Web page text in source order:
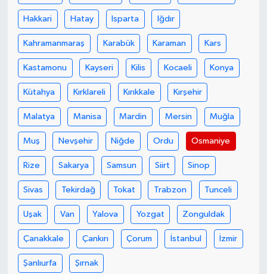
Hakkari Hatay Isparta Iğdır
Kahramanmaraş Karabük Karaman Kars
Kastamonu Kayseri Kilis Kocaeli Konya
Kütahya Kırklareli Kırıkkale Kırşehir
Malatya Manisa Mardin Mersin Muğla
Muş Nevşehir Niğde Ordu Osmaniye
Rize Sakarya Samsun Siirt Sinop
Sivas Tekirdağ Tokat Trabzon Tunceli
Uşak Van Yalova Yozgat Zonguldak
Çanakkale Çankırı Çorum İstanbul İzmir
Şanlıurfa Şırnak